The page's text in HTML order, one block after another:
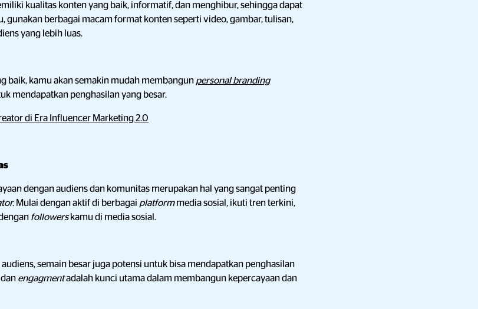
kualitas konten yang baik, informatif, dan menghibur, sehingga dapat
gunakan berbagai macam format konten seperti video, gambar, tulisan,
yang lebih luas.
baik, kamu akan semakin mudah membangun personal branding
mendapatkan penghasilan yang besar.
di Era Influencer Marketing 2.0
dengan audiens dan komunitas merupakan hal yang sangat penting
Mulai dengan aktif di berbagai platformmedia sosial , ikuti tren terkini,
followerskamu di media sosial.
semain besar juga potensi untuk bisa mendapatkan penghasilan
engagmentadalah kunci utama dalam membangun kepercayaan dan